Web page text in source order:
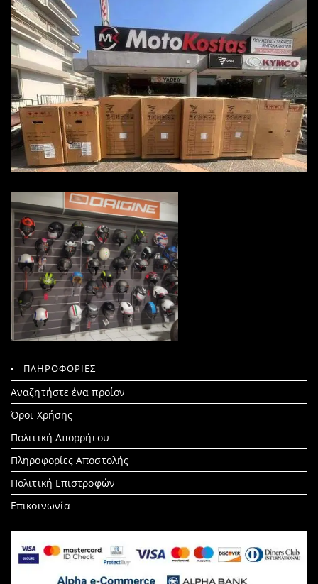
ΠΛΗΡΟΦΟΡΙΕΣ
Αναζητήστε ένα προίον
Search
for:
Όροι Χρήσης
Πολιτική Απορρήτου
Πληροφορίες Αποστολής
Πολιτική Επιστροφών
Επικοινωνία